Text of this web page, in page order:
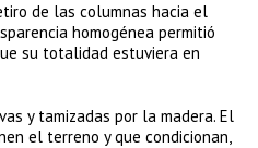
de las columnas hacia el
homogénea permitió
su totalidad estuviera en
y tamizadas por la madera. El
el terreno y que condicionan,